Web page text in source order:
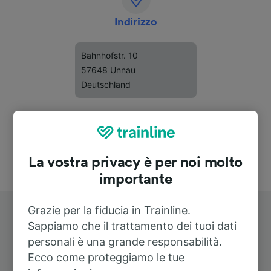
Indirizzo
Bahnhofstr. 10
57648 Unnau
Deutschland
La vostra privacy è per noi molto
importante
Grazie per la fiducia in Trainline.
Sappiamo che il trattamento dei tuoi dati
personali è una grande responsabilità.
Ecco come proteggiamo le tue